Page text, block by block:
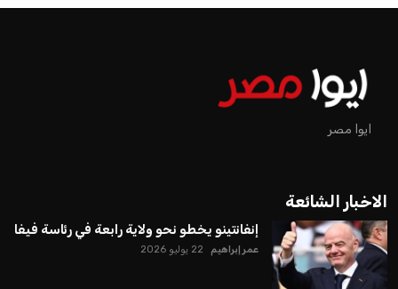
ايوا مصر
الاخبار الشائعة
إنفانتينو يخطو نحو ولاية رابعة في رئاسة فيفا
عمر إبراهيم 22 يوليو 2026